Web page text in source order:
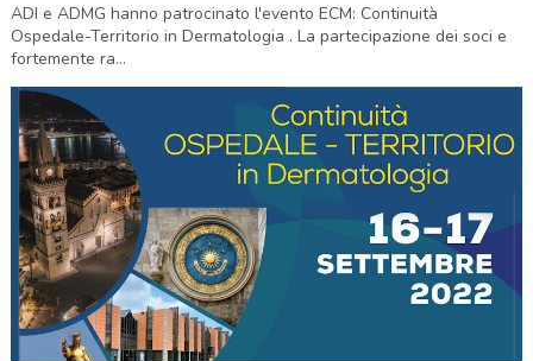
ADI e ADMG hanno patrocinato l'evento ECM: Continuità
Ospedale-Territorio in Dermatologia . La partecipazione dei soci e
fortemente ra...